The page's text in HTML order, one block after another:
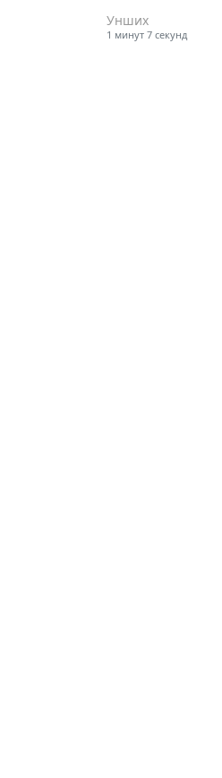
Унших
1 минут 7 секунд